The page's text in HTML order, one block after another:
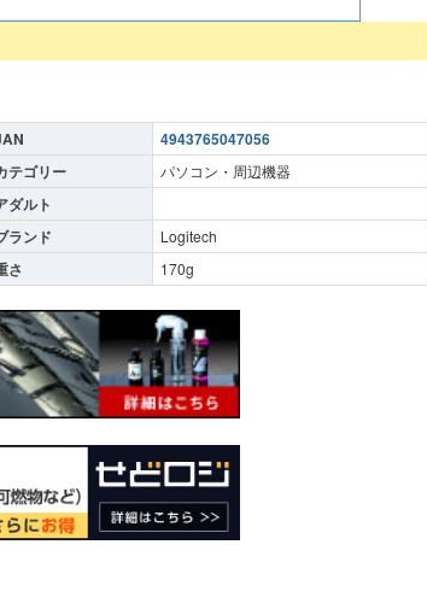
4943765047056
テゴリー パソコン・周辺機器
ダルト
ランド Logitech
さ 170g